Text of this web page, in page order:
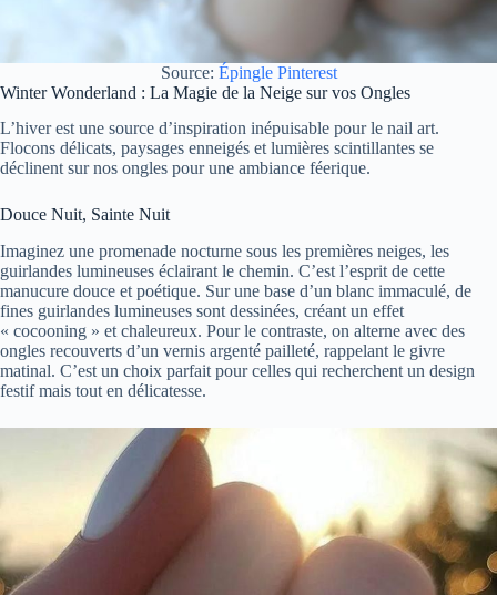
Source: Épingle Pinterest
Winter Wonderland : La Magie de la Neige sur vos Ongles
L’hiver est une source d’inspiration inépuisable pour le nail art.
Flocons délicats, paysages enneigés et lumières scintillantes se
déclinent sur nos ongles pour une ambiance féerique.
Douce Nuit, Sainte Nuit
Imaginez une promenade nocturne sous les premières neiges, les
guirlandes lumineuses éclairant le chemin. C’est l’esprit de cette
manucure douce et poétique. Sur une base d’un blanc immaculé, de
fines guirlandes lumineuses sont dessinées, créant un effet
« cocooning » et chaleureux. Pour le contraste, on alterne avec des
ongles recouverts d’un vernis argenté pailleté, rappelant le givre
matinal. C’est un choix parfait pour celles qui recherchent un design
festif mais tout en délicatesse.